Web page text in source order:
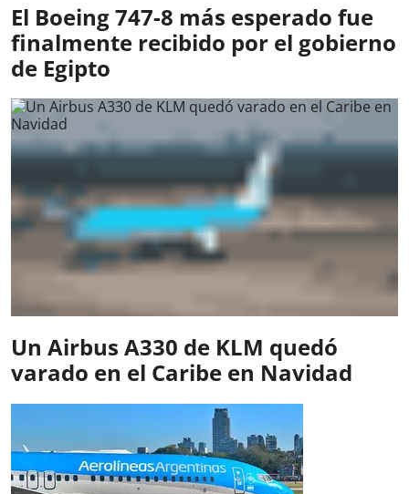
El Boeing 747-8 más esperado fue
finalmente recibido por el gobierno
de Egipto
Un Airbus A330 de KLM quedó
varado en el Caribe en Navidad